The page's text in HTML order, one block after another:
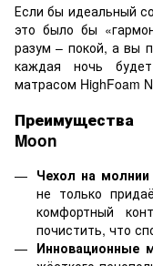
Если бы идеальный
это было бы
разум – покой, а вы
каждая ночь
матрасом HighFoam
Moon
Чехол на
не только
комфортный
почистить, что
Инновационные